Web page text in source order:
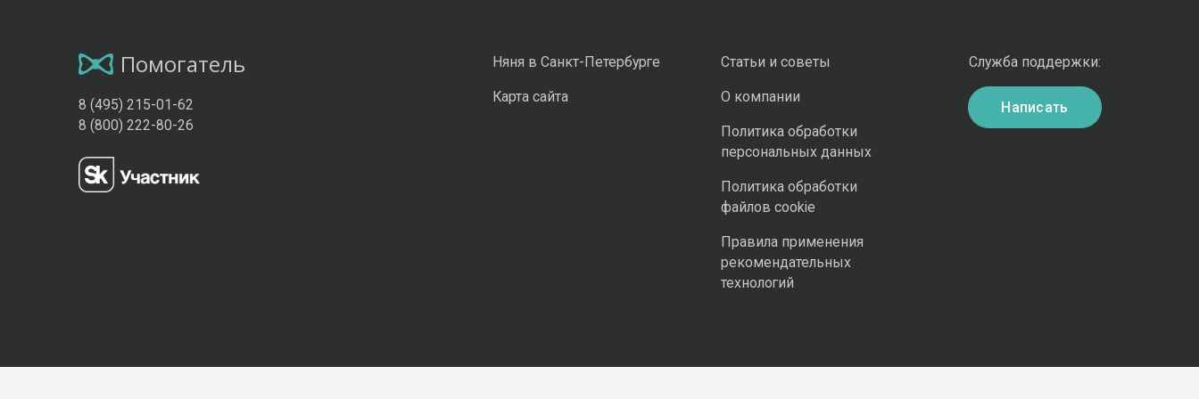
Помогатель
8 (495) 215-01-62
8 (800) 222-80-26
Няня в Санкт-Петербурге
Карта сайта
Статьи и советы
О компании
Политика обработки
персональных данных
Политика обработки
файлов cookie
Правила применения
рекомендательных
технологий
Служба поддержки:
Написать